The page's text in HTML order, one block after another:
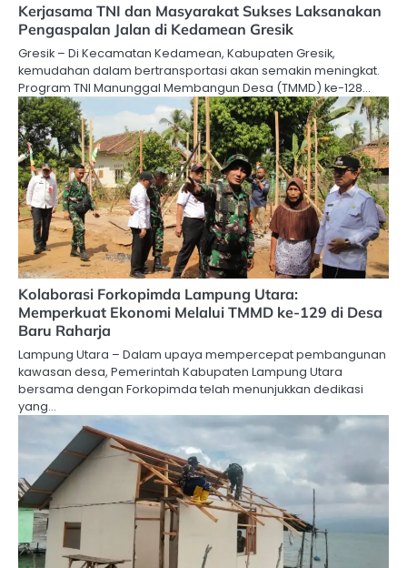
Kerjasama TNI dan Masyarakat Sukses Laksanakan
Pengaspalan Jalan di Kedamean Gresik
Gresik – Di Kecamatan Kedamean, Kabupaten Gresik,
kemudahan dalam bertransportasi akan semakin meningkat.
Program TNI Manunggal Membangun Desa (TMMD) ke-128…
Kolaborasi Forkopimda Lampung Utara:
Memperkuat Ekonomi Melalui TMMD ke-129 di Desa
Baru Raharja
Lampung Utara – Dalam upaya mempercepat pembangunan
kawasan desa, Pemerintah Kabupaten Lampung Utara
bersama dengan Forkopimda telah menunjukkan dedikasi
yang…